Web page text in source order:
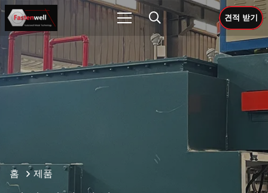
견적 받기
홈 제품